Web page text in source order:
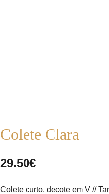
Colete Clara
29.50€
Colete curto, decote em V //